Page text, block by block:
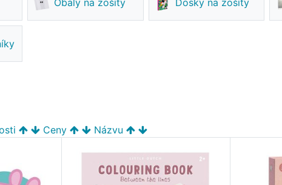
Obaly na zošity Dosky na zošity
Ceny Názvu